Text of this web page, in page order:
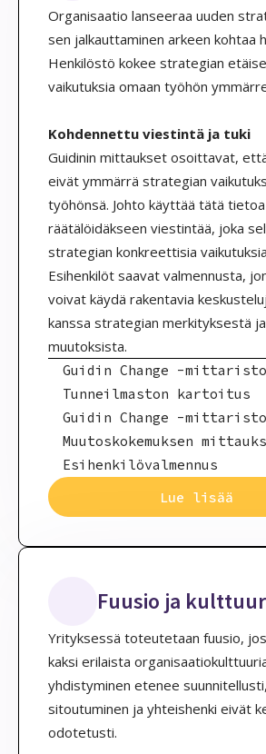
Organisaatio lanseeraa uuden
sen jalkauttaminen arkeen kohtaa
Henkilöstö kokee strategian
vaikutuksia omaan työhön
Kohdennettu viestintä ja tuki
Guidinin mittaukset osoittavat,
eivät ymmärrä strategian
työhönsä. Johto käyttää tätä tietoa
räätälöidäkseen viestintää, joka
strategian konkreettisia
Esihenkilöt saavat valmennusta,
voivat käydä rakentavia
kanssa strategian merkityksestä
muutoksista.
Guidin Change -
Tunneilmaston kartoitus
Guidin Change -
Muutoskokemuksen
Esihenkilövalmennus
Lue lisää
Fuusio ja
Yrityksessä toteutetaan fuusio,
kaksi erilaista
yhdistyminen etenee
sitoutuminen ja yhteishenki eivät
odotetusti.